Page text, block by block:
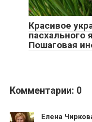
Красивое
пасхального
Пошаговая
Комментарии: 0
Елена